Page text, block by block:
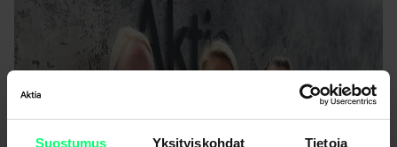
Suostumus Yksityiskohdat Tietoja